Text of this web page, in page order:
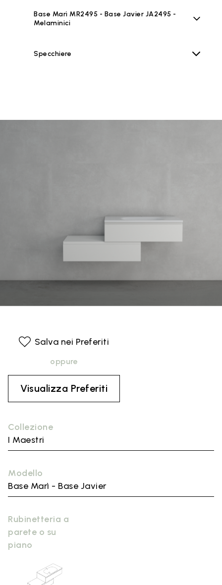
Base Marì MR2495 - Base Javier JA2495 -
Melaminici
Specchiere
Collezione
I Maestri
Modello
Base Marì - Base Javier
Rubinetteria a
parete o su
piano
Salva nei Preferiti
oppure
Visualizza Preferiti